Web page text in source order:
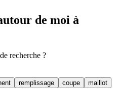
de moi à
recherche ?
remplissage coupe
maillot